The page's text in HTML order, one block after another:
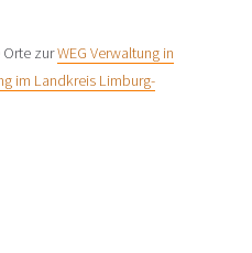
Orte zurWEG Verwaltung in
im Landkreis Limburg-